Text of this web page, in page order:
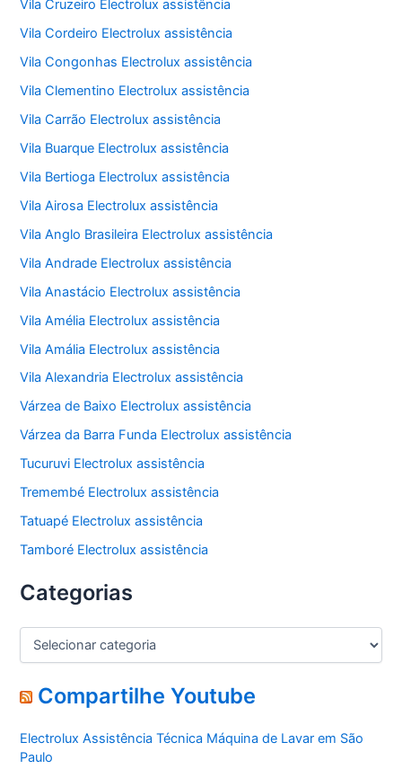
Vila Cruzeiro Electrolux assistência
Vila Cordeiro Electrolux assistência
Vila Congonhas Electrolux assistência
Vila Clementino Electrolux assistência
Vila Carrão Electrolux assistência
Vila Buarque Electrolux assistência
Vila Bertioga Electrolux assistência
Vila Airosa Electrolux assistência
Vila Anglo Brasileira Electrolux assistência
Vila Andrade Electrolux assistência
Vila Anastácio Electrolux assistência
Vila Amélia Electrolux assistência
Vila Amália Electrolux assistência
Vila Alexandria Electrolux assistência
Várzea de Baixo Electrolux assistência
Várzea da Barra Funda Electrolux assistência
Tucuruvi Electrolux assistência
Tremembé Electrolux assistência
Tatuapé Electrolux assistência
Tamboré Electrolux assistência
Categorias
C
e
g
r
i
Compartilhe Youtube
Electrolux Assistência Técnica Máquina de Lavar em São
Paulo